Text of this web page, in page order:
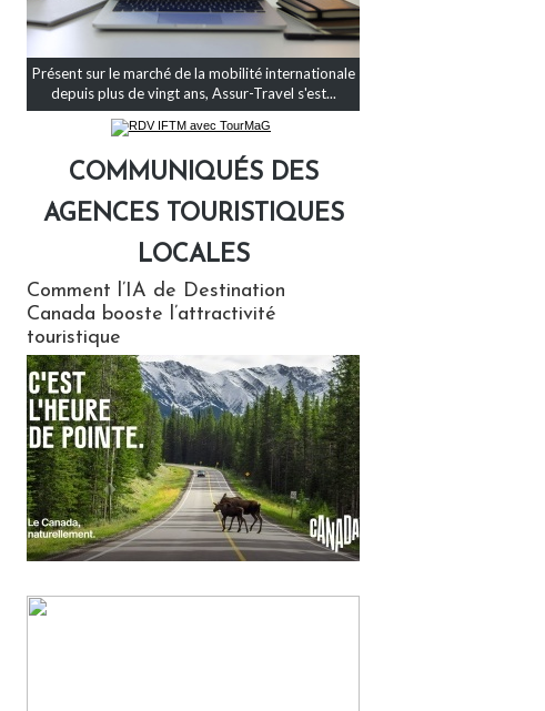
Présent sur le marché de la mobilité internationale
depuis plus de vingt ans, Assur-Travel s'est...
COMMUNIQUÉS DES
AGENCES TOURISTIQUES
LOCALES
Comment l’IA de Destination
Canada booste l’attractivité
touristique